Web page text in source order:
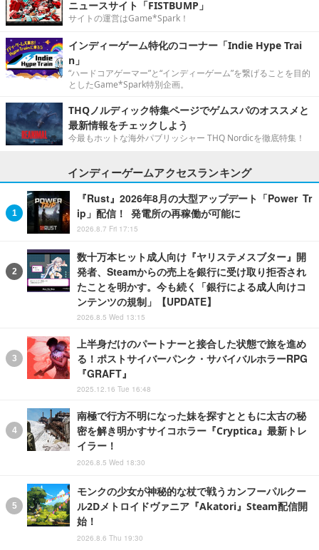
ニュースサイト「FISTBUMP」
サイトの運営はGame*Spark！
インディーゲーム特化のコーナー「Indie Hype Trai
n」
“ハードコアゲーマー”と“インディーゲーム”を繋げることを目的
としたGame*Spark特別企画。
THQノルディック特集ページでゲムスパのオススメと
最新情報をチェックしよう
今最もホットな海外パブリッシャー THQ Nordicを徹底特集！
インディーゲームアクセスランキング
『Rust』2026年8月の大型アップデート「Power Tr
ip」配信！ 発電所の再稼働が可能に
2026.8.7 Fri 17:15
数十万本ヒット成人向け『ヤリステメスブター』開
発者、Steamからの売上を銀行に受け取り拒否され
たことを明かす。今も続く「銀行による成人向けコ
ンテンツの規制」【UPDATE】
2026.8.5 Wed 13:15
上半身だけのパートナーと接合した状態で旅を進め
る！ポストサイバーパンク・サバイバルホラーRPG
『GRAFT』
2025.12.16 Tue 16:48
南極で行方不明になった妹を探すとともに太古の秘
密を解き明かすサイコホラー『Cryptica』最新トレ
イラー！
2026.8.5 Wed 18:30
モンクの少女が神秘的な杖で戦うカンフーパルクー
ル2Dメトロイドヴァニア『Akatori』Steam配信開
始！
2026.8.6 Thu 19:30